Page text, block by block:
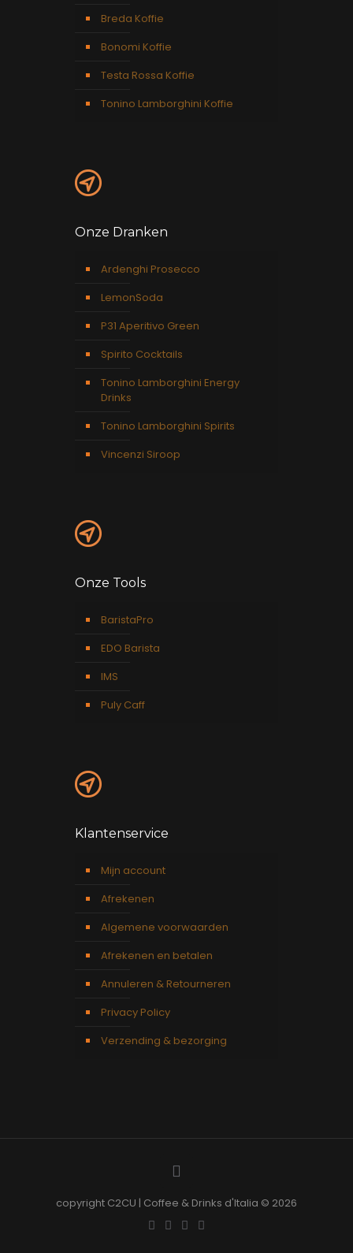
Breda Koffie
Bonomi Koffie
Testa Rossa Koffie
Tonino Lamborghini Koffie
Onze Dranken
Ardenghi Prosecco
LemonSoda
P31 Aperitivo Green
Spirito Cocktails
Tonino Lamborghini Energy
Drinks
Tonino Lamborghini Spirits
Vincenzi Siroop
Onze Tools
BaristaPro
EDO Barista
IMS
Puly Caff
Klantenservice
Mijn account
Afrekenen
Algemene voorwaarden
Afrekenen en betalen
Annuleren & Retourneren
Privacy Policy
Verzending & bezorging
copyright C2CU | Coffee & Drinks d'Italia © 2026